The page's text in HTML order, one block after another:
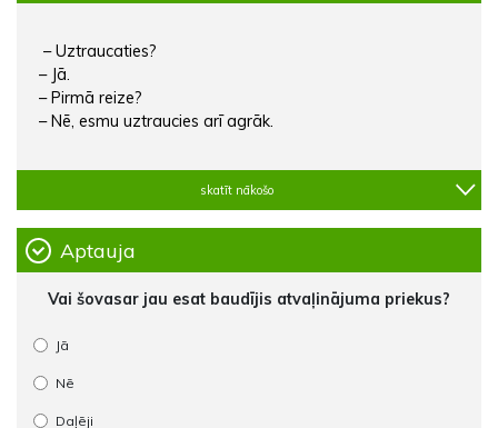
– Uztraucaties?
– Jā.
– Pirmā reize?
– Nē, esmu uztraucies arī agrāk.
skatīt nākošo
Aptauja
Vai šovasar jau esat baudījis atvaļinājuma priekus?
Jā
Nē
Daļēji